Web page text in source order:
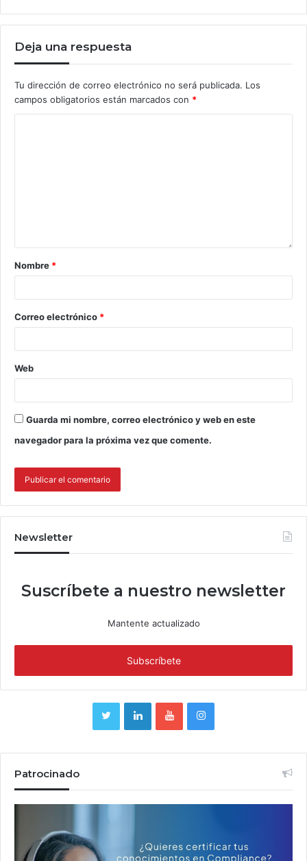
Deja una respuesta
Tu dirección de correo electrónico no será publicada. Los
campos obligatorios están marcados con *
Nombre *
Correo electrónico *
Web
Guarda mi nombre, correo electrónico y web en este
navegador para la próxima vez que comente.
Newsletter
Suscríbete a nuestro newsletter
Mantente actualizado
Patrocinado